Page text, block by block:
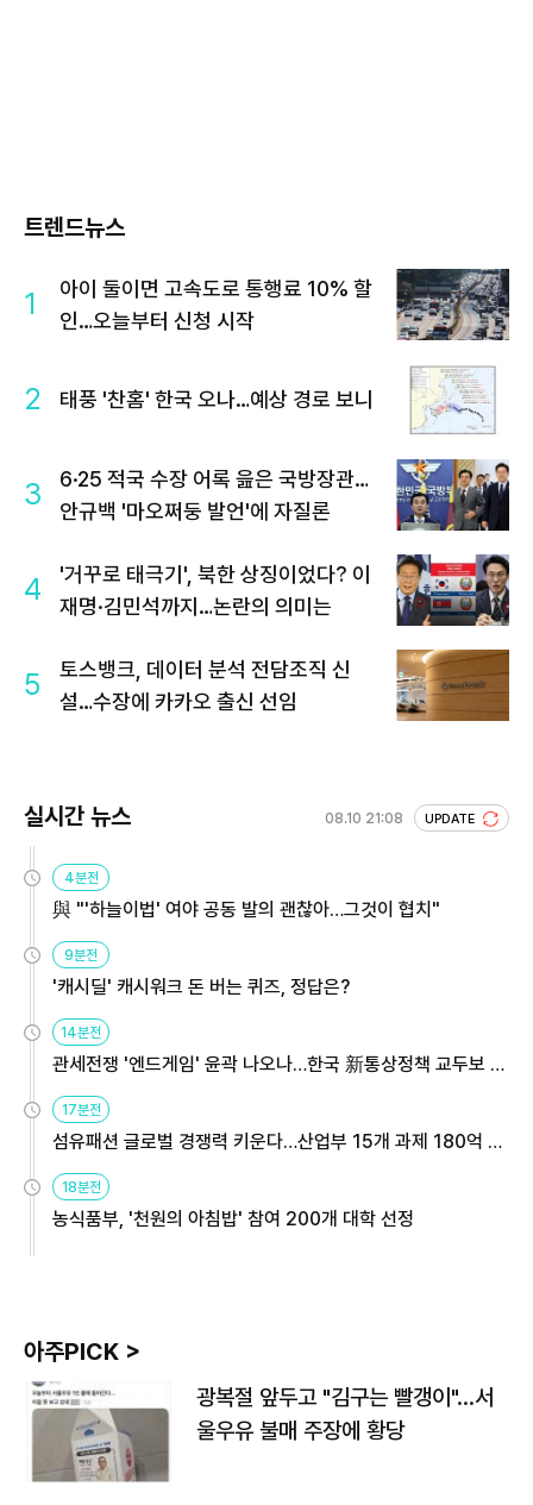
트렌드뉴스
1
아이 둘이면 고속도로 통행료 10% 할
인…오늘부터 신청 시작
2 태풍 '찬홈' 한국 오나…예상 경로 보니
3
6·25 적국 수장 어록 읊은 국방장관…
안규백 '마오쩌둥 발언'에 자질론
4
'거꾸로 태극기', 북한 상징이었다? 이
재명·김민석까지…논란의 의미는
5
토스뱅크, 데이터 분석 전담조직 신
설…수장에 카카오 출신 선임
실시간 뉴스 08.10 21:08 UPDATE
4분전
與 "'하늘이법' 여야 공동 발의 괜찮아…그것이 협치"
9분전
'캐시딜' 캐시워크 돈 버는 퀴즈, 정답은?
14분전
관세전쟁 '엔드게임' 윤곽 나오나…한국 新통상정책 교두보 활
17분전
섬유패션 글로벌 경쟁력 키운다…산업부 15개 과제 180억 지
18분전
농식품부, '천원의 아침밥' 참여 200개 대학 선정
아주PICK >
광복절 앞두고 "김구는 빨갱이"…서
울우유 불매 주장에 황당